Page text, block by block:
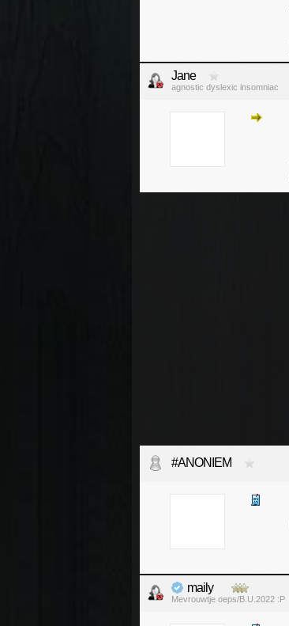
Jane
agnostic dyslexic insomniac
#ANONIEM
maily
Mevrouwtje oeps/B.U.2022 :P